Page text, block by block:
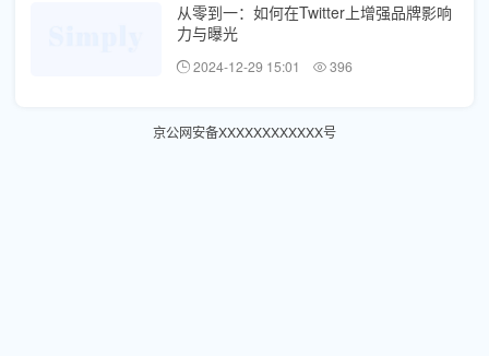
从零到一：如何在Twitter上增强品牌影响
力与曝光
2024-12-29 15:01 396
京公网安备XXXXXXXXXXXX号